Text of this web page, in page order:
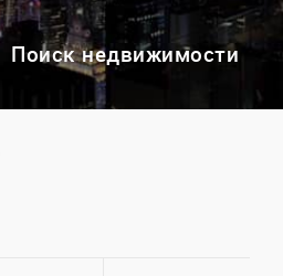
Поиск недвижимости
+7 (495) 228-82-08